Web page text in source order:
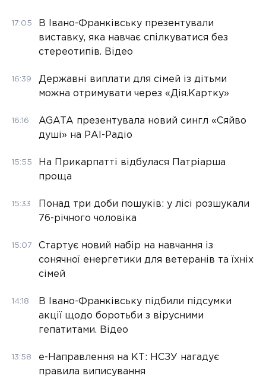
17:05
В Івано-Франківську презентували
виставку, яка навчає спілкуватися без
стереотипів. Відео
16:39
Державні виплати для сімей із дітьми
можна отримувати через «Дія.Картку»
16:16
AGATA презентувала новий сингл «Сяйво
душі» на РАІ-Радіо
15:55
На Прикарпатті відбулася Патріарша
проща
15:33
Понад три доби пошуків: у лісі розшукали
76-річного чоловіка
15:07
Стартує новий набір на навчання із
сонячної енергетики для ветеранів та їхніх
сімей
14:18
В Івано-Франківську підбили підсумки
акції щодо боротьби з вірусними
гепатитами. Відео
13:58
е-Направлення на КТ: НСЗУ нагадує
правила виписування